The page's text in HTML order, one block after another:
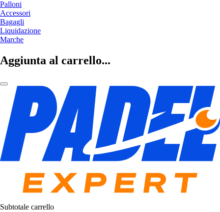
Palloni
Accessori
Bagagli
Liquidazione
Marche
Aggiunta al carrello...
Subtotale carrello